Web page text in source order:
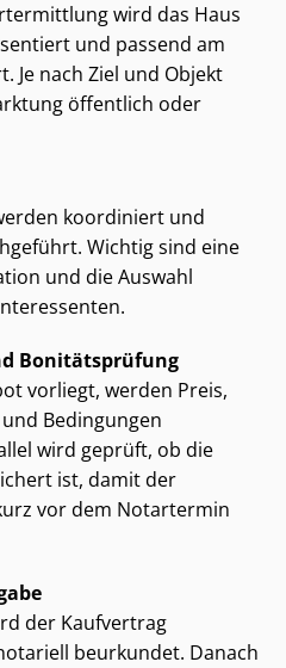
wird das Haus
und passend am
Je nach Ziel und Objekt
öffentlich oder
koordiniert und
Wichtig sind eine
und die Auswahl
Bonitätsprüfung
vorliegt, werden Preis,
Bedingungen
wird geprüft, ob die
ist, damit der
vor dem Notartermin
der Kaufvertrag
beurkundet. Danach